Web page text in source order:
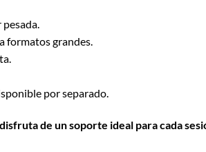
formatos grandes.
por separado.
de un soporte ideal para cada